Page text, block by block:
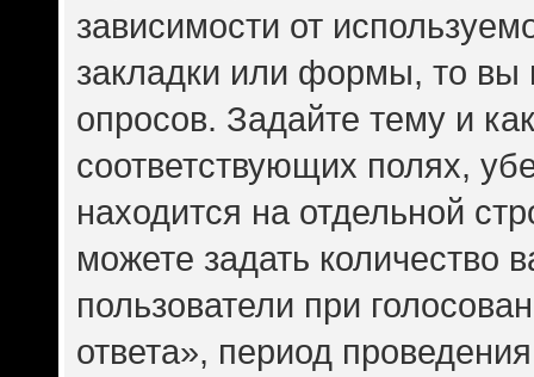
зависимости от
закладки или формы, то вы
опросов. Задайте тему и
соответствующих полях,
находится на отдельной
можете задать количество
пользователи при
ответа», период